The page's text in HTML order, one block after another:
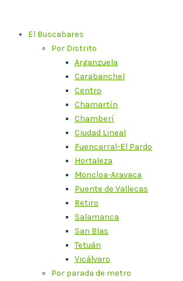
contenidoEl Buscabares
Por Distrito
Arganzuela
Carabanchel
Centro
Chamartín
Chamberí
Ciudad Lineal
Fuencarral-El Pardo
Hortaleza
Moncloa-Aravaca
Puente de Vallecas
Retiro
Salamanca
San Blas
Tetuán
Vicálvaro
Por parada de metro